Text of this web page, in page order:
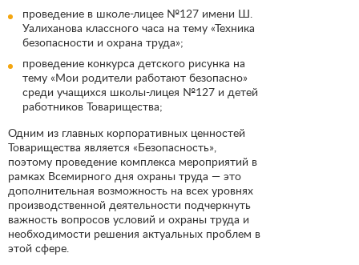
проведение в школе-лицее №127 имени Ш.
Уалиханова классного часа на тему «Техника
безопасности и охрана труда»;
проведение конкурса детского рисунка на
тему «Мои родители работают безопасно»
среди учащихся школы-лицея №127 и детей
работников Товарищества;
Одним из главных корпоративных ценностей
Товарищества является «Безопасность»,
поэтому проведение комплекса мероприятий в
рамках Всемирного дня охраны труда — это
дополнительная возможность на всех уровнях
производственной деятельности подчеркнуть
важность вопросов условий и охраны труда и
необходимости решения актуальных проблем в
этой сфере.